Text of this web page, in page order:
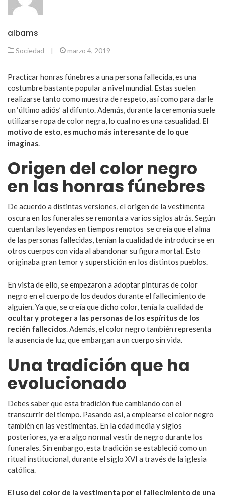
albams
Sociedad | marzo 4, 2019
Practicar honras fúnebres a una persona fallecida, es una
costumbre bastante popular a nivel mundial. Estas suelen
realizarse tanto como muestra de respeto, así como para darle
un ‘último adiós’ al difunto. Además, durante la ceremonia suele
utilizarse ropa de color negra, lo cual no es una casualidad. El
motivo de esto, es mucho más interesante de lo que
imaginas.
Origen del color negro
en las honras fúnebres
De acuerdo a distintas versiones, el origen de la vestimenta
oscura en los funerales se remonta a varios siglos atrás. Según
cuentan las leyendas en tiempos remotos se creía que el alma
de las personas fallecidas, tenían la cualidad de introducirse en
otros cuerpos con vida al abandonar su figura mortal. Esto
originaba gran temor y superstición en los distintos pueblos.
En vista de ello, se empezaron a adoptar pinturas de color
negro en el cuerpo de los deudos durante el fallecimiento de
alguien. Ya que, se creía que dicho color, tenía la cualidad de
ocultar y proteger a las personas de los espíritus de los
recién fallecidos. Además, el color negro también representa
la ausencia de luz, que embargan a un cuerpo sin vida.
Una tradición que ha
evolucionado
Debes saber que esta tradición fue cambiando con el
transcurrir del tiempo. Pasando así, a emplearse el color negro
también en las vestimentas. En la edad media y siglos
posteriores, ya era algo normal vestir de negro durante los
funerales. Sin embargo, esta tradición se estableció como un
ritual institucional, durante el siglo XVI a través de la iglesia
católica.
El uso del color de la vestimenta por el fallecimiento de una